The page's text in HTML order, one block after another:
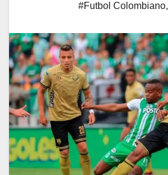
#Futbol Colombiano,